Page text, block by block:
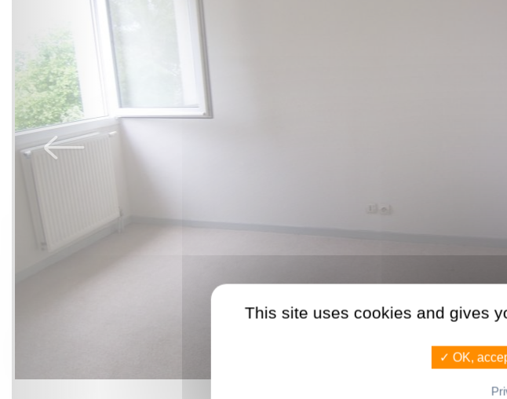
This site uses cookies and gives
✓ OK,